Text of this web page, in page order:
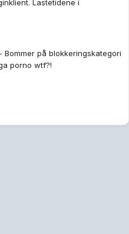
Lastetidene i
Bommer på blokkeringskategori
porno wtf?!